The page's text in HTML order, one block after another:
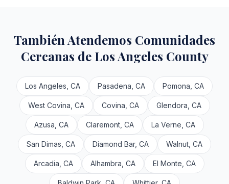
También Atendemos Comunidades
Cercanas de Los Angeles County
Los Angeles, CA Pasadena, CA Pomona, CA
West Covina, CA Covina, CA Glendora, CA
Azusa, CA Claremont, CA La Verne, CA
San Dimas, CA Diamond Bar, CA Walnut, CA
Arcadia, CA Alhambra, CA El Monte, CA